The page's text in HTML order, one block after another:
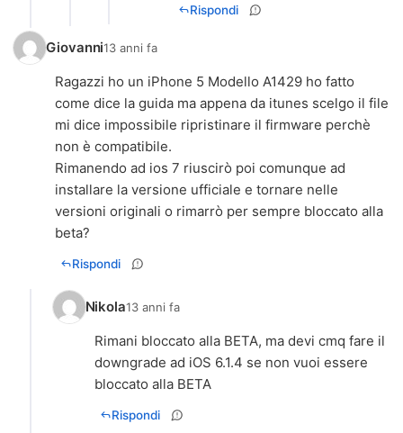
Rispondi
Giovanni13 anni fa
Ragazzi ho un iPhone 5 Modello A1429 ho fatto
come dice la guida ma appena da itunes scelgo il file
mi dice impossibile ripristinare il firmware perchè
non è compatibile.
Rimanendo ad ios 7 riuscirò poi comunque ad
installare la versione ufficiale e tornare nelle
versioni originali o rimarrò per sempre bloccato alla
beta?
Rispondi
Nikola13 anni fa
Rimani bloccato alla BETA, ma devi cmq fare il
downgrade ad iOS 6.1.4 se non vuoi essere
bloccato alla BETA
Rispondi